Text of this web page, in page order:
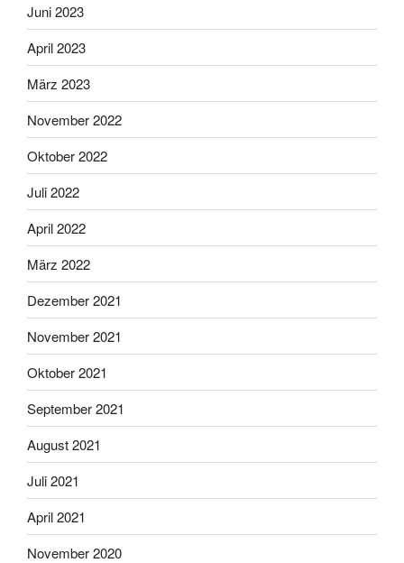
Juni 2023
April 2023
März 2023
November 2022
Oktober 2022
Juli 2022
April 2022
März 2022
Dezember 2021
November 2021
Oktober 2021
September 2021
August 2021
Juli 2021
April 2021
November 2020